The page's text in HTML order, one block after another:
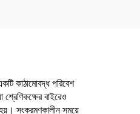
কাঠামোবদ্ধ পরিবেশ
শ্রেণিকক্ষের বাইরেও
হয়। সংক্রমণকালীন সময়ে